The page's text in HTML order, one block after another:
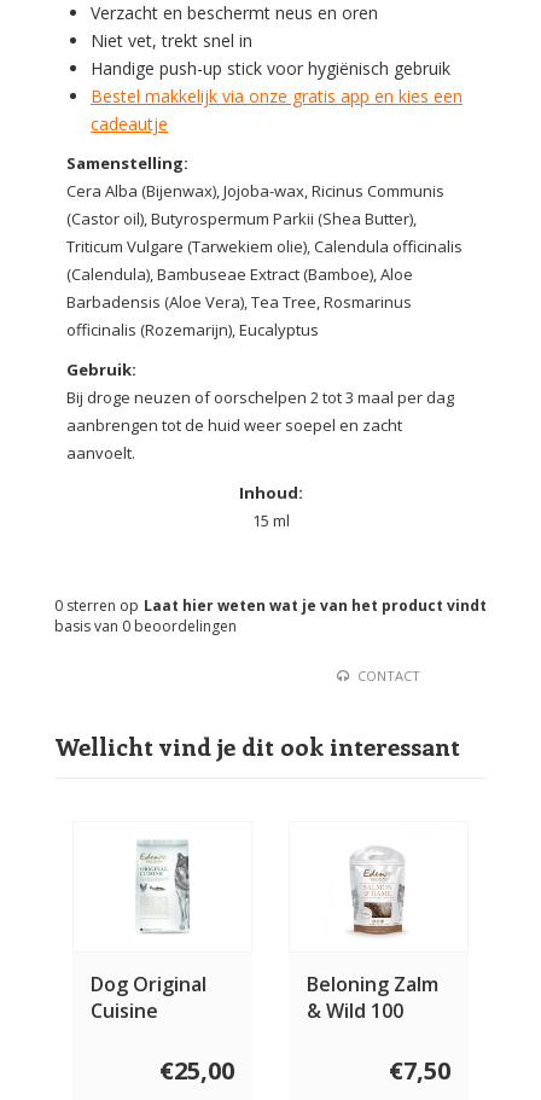
Verzacht en beschermt neus en oren
Niet vet, trekt snel in
Handige push-up stick voor hygiënisch gebruik
Bestel makkelijk via onze gratis app en kies een
cadeautje
Samenstelling:
Cera Alba (Bijenwax), Jojoba-wax, Ricinus Communis
(Castor oil), Butyrospermum Parkii (Shea Butter),
Triticum Vulgare (Tarwekiem olie), Calendula officinalis
(Calendula), Bambuseae Extract (Bamboe), Aloe
Barbadensis (Aloe Vera), Tea Tree, Rosmarinus
officinalis (Rozemarijn), Eucalyptus
Gebruik:
Bij droge neuzen of oorschelpen 2 tot 3 maal per dag
aanbrengen tot de huid weer soepel en zacht
aanvoelt.
Inhoud:
15 ml
Laat hier weten wat je van het product vindt
0 sterren op
basis van 0 beoordelingen
CONTACT
Wellicht vind je dit ook interessant
Dog Original
Cuisine
€25,00
Beloning Zalm
& Wild 100
€7,50